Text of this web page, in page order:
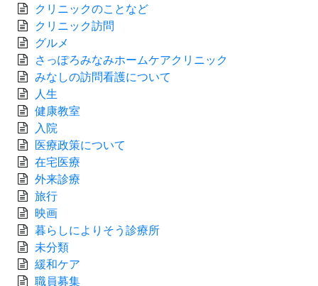
クリニックのことなど
クリニック訪問
グルメ
さっぽろみなみホームケアクリニック
みなしの訪問看護について
人生
健康教室
入院
医療政策について
在宅医療
外来診療
旅行
映画
暮らしによりそう診療所
未分類
緩和ケア
職員募集